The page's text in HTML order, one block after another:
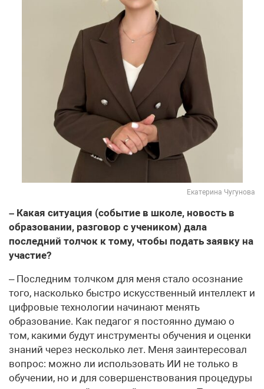
Екатерина Чугунова
– Какая ситуация (событие в школе, новость в
образовании, разговор с учеником) дала
последний толчок к тому, чтобы подать заявку на
участие?
– Последним толчком для меня стало осознание
того, насколько быстро искусственный интеллект и
цифровые технологии начинают менять
образование. Как педагог я постоянно думаю о
том, какими будут инструменты обучения и оценки
знаний через несколько лет. Меня заинтересовал
вопрос: можно ли использовать ИИ не только в
обучении, но и для совершенствования процедуры